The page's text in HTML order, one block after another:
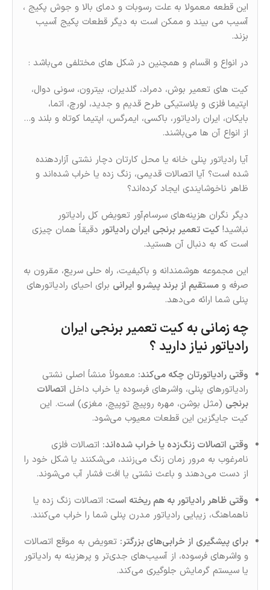
این قطعه معمولا به علت رسوبات و دمای بالا و جوش پکیج ،
آسیب می بیند و ممکن است به دیگر قطعات پکیج آسیب
بزند.
در انواع و اقسام و همچنین در شکل های مختلفی می‌باشد :
کیت های تعمیر بوش، دمراد، گلدیران، بیترون، سونی دوال،
اپتیما فلزی و پلاستیکی طرح قدیم و جدید، لورچ، اتما،
بایکان، ایران رادیاتور، باکسی، ایمرگس، اپتیما کوتاه و بلند و…
از انواع آن ها می‌باشند.
آیا رادیاتور پنلی خانه یا محل کارتان دچار نشتی آزاردهنده
شده است؟ آیا اتصالات قدیمی، زنگ‌ زده یا خراب شده‌اند و
ظاهر ناخوشایندی ایجاد کرده‌اند؟
دیگر نگران هزینه‌های سرسام‌آور تعویض کل رادیاتور
نباشید! کیت تعمیر برنجی ایران رادیاتور دقیقاً همان چیزی
است که به دنبال آن هستید.
این مجموعه هوشمندانه و باکیفیت، راه‌ حلی سریع، مقرون‌ به‌
صرفه و مستقیم از برند پیشرو ایرانی برای احیای رادیاتورهای
پنلی شما ارائه می‌دهد.
چه زمانی به کیت تعمیر برنجی ایران
رادیاتور نیاز دارید ؟
وقتی رادیاتورتان چکه می‌کند: معمولاً منشأ اصلی نشتی
رادیاتورهای پنلی، واشرهای فرسوده یا خراب داخل اتصالات
برنجی (مثل بوشن، مهره روپیچ توپیچ، مغزی) است. این
کیت جایگزین این قطعات معیوب می‌شود.
وقتی اتصالات زنگ‌زده یا خراب شده‌اند: اتصالات فلزی
نامرغوب به مرور زمان زنگ می‌زنند، می‌‌شکنند یا شکل خود را
از دست می‌دهند و باعث نشتی یا افت فشار آب می‌شوند.
وقتی ظاهر رادیاتور به‌ هم‌ ریخته است: اتصالات زنگ‌ زده یا
ناهماهنگ، زیبایی رادیاتور مدرن پنلی شما را خراب می‌کنند.
برای پیشگیری از خرابی‌های بزرگتر: تعویض به‌ موقع اتصالات
و واشرهای فرسوده، از آسیب‌های جدی‌تر و پرهزینه به رادیاتور
یا سیستم گرمایش جلوگیری می‌کند.